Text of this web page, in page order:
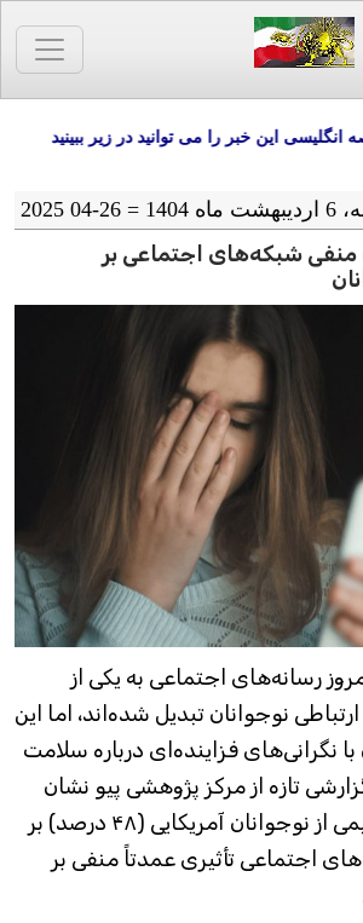
این خبر را می توانید در زیر ببینید
26-04 2025
منفی شبکه‌های اجتماعی بر
رسانه‌های اجتماعی به یکی از
نوجوانان تبدیل شده‌اند، اما این
نگرانی‌های فزاینده‌ای درباره سلامت
تازه از مرکز پژوهشی پیو نشان
می‌دهد که تقریباً نیمی از نوجوانان آمریکایی (۴۸ درصد) بر
اجتماعی تأثیری عمدتاً منفی بر